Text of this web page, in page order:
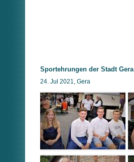
Sportehrungen der Stadt Gera
24. Jul 2021, Gera